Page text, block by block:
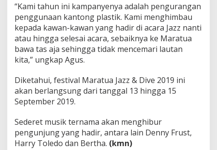
“Kami tahun ini kampanyenya adalah pengurangan
penggunaan kantong plastik. Kami menghimbau
kepada kawan-kawan yang hadir di acara Jazz nanti
atau hingga selesai acara, sebaiknya ke Maratua
bawa tas aja sehingga tidak mencemari lautan
kita,” ungkap Agus.
Diketahui, festival Maratua Jazz & Dive 2019 ini
akan berlangsung dari tanggal 13 hingga 15
September 2019.
Sederet musik ternama akan menghibur
pengunjung yang hadir, antara lain Denny Frust,
Harry Toledo dan Bertha. (kmn)